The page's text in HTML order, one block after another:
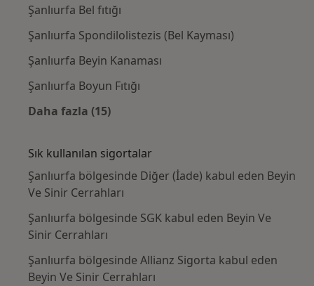
Şanlıurfa Bel fıtığı
Şanlıurfa Spondilolistezis (Bel Kayması)
Şanlıurfa Beyin Kanaması
Şanlıurfa Boyun Fıtığı
Daha fazla (15)
Sık kullanılan sigortalar
Şanlıurfa bölgesinde Diğer (İade) kabul eden Beyin
Ve Sinir Cerrahları
Şanlıurfa bölgesinde SGK kabul eden Beyin Ve
Sinir Cerrahları
Şanlıurfa bölgesinde Allianz Sigorta kabul eden
Beyin Ve Sinir Cerrahları